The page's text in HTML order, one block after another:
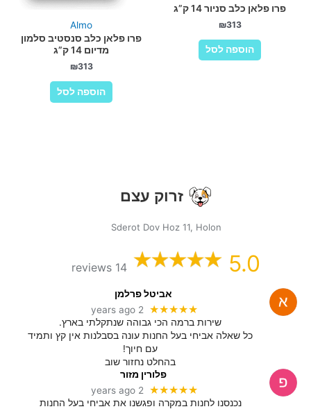
פרו פלאן כלב סניור 14 ק”ג
₪313
הוספה לסל
Almo
פרו פלאן כלב סנסטיב סלמון
מדיום 14 ק”ג
₪313
הוספה לסל
זרוק עצם
Sderot Dov Hoz 11, Holon
5.0
14 reviews
אביטל פרלמן
★★★★★
2 years ago
שירות ברמה הכי גבוהה שנתקלתי בארץ.
כל שאלה אביחי בעל החנות עונה בסבלנות אין קץ ותמיד
עם חיוך!
בהחלט נחזור שוב
פלורין מזור
★★★★★
2 years ago
נכנסנו לחנות במקרה ופגשנו את אביחי בעל החנות